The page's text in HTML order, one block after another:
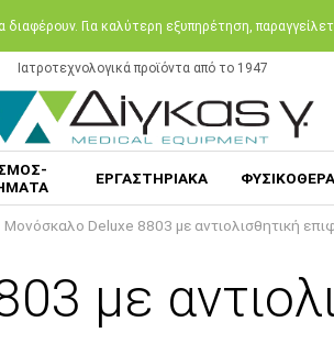
διαφέρουν. Για καλύτερη εξυπηρέτηση,
Ιατροτεχνολογικά προϊόντα από το 1947
ΕΡΓΑΣΤΗΡΙΑΚΑ
Μονόσκαλο Deluxe 8803 με αντιολισθητική
με